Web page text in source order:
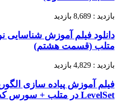
بازدید : 8,689 بازدید
متلب (قسمت هشتم)
بازدید : 4,829 بازدید
فیلم آموزش پیاده سازی
LevelSet در متلب + سورس کد متلب